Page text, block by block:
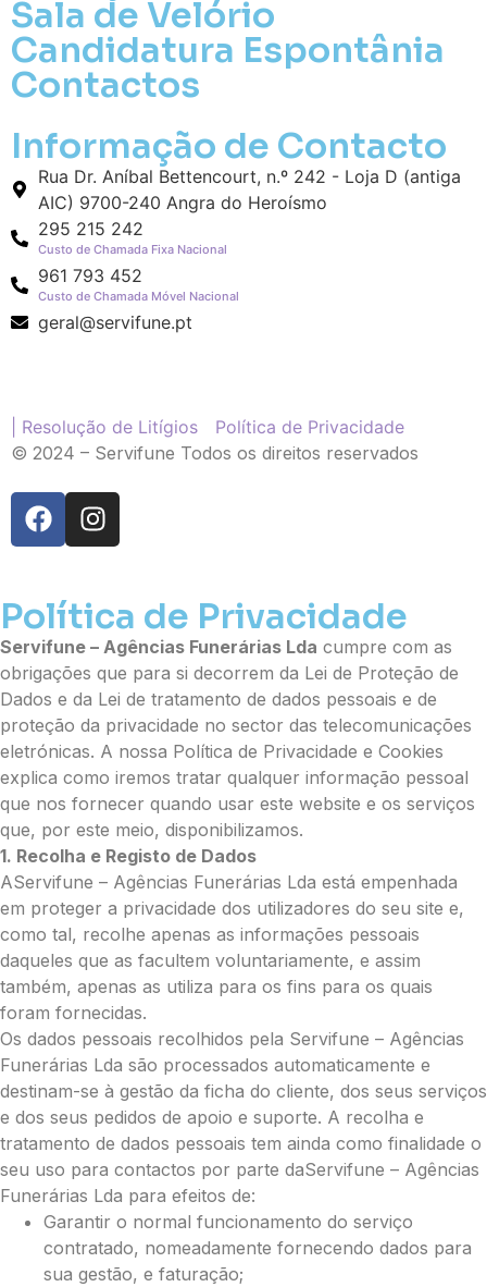
Sala de Velório
Candidatura Espontânia
Contactos
Informação de Contacto
Rua Dr. Aníbal Bettencourt, n.º 242 - Loja D (antiga
AIC) 9700-240 Angra do Heroísmo
295 215 242
Custo de Chamada Fixa Nacional
961 793 452
Custo de Chamada Móvel Nacional
geral@servifune.pt
| Resolução de Litígios
Política de Privacidade
© 2024 – Servifune Todos os direitos reservados
Pague mais tarde
Média (€100)
Grande (€115)
Cruz:
Média (€100)
Grande (€115)
Coração:
Pequena (€85)
Média (€100)
Grande (€115)
Grande (€115)
O seu nome*
Contacto telefónico
O seu email *
Mensagem a constar no cartão
Pedidos/Informações adicionais
Total:
0.00
€
Enviar Flores (Paypal)
Política de Privacidade
Servifune – Agências Funerárias Lda cumpre com as
obrigações que para si decorrem da Lei de Proteção de
Dados e da Lei de tratamento de dados pessoais e de
proteção da privacidade no sector das telecomunicações
eletrónicas. A nossa Política de Privacidade e Cookies
explica como iremos tratar qualquer informação pessoal
que nos fornecer quando usar este website e os serviços
que, por este meio, disponibilizamos.
1. Recolha e Registo de Dados
AServifune – Agências Funerárias Lda está empenhada
em proteger a privacidade dos utilizadores do seu site e,
como tal, recolhe apenas as informações pessoais
daqueles que as facultem voluntariamente, e assim
também, apenas as utiliza para os fins para os quais
foram fornecidas.
Os dados pessoais recolhidos pela Servifune – Agências
Funerárias Lda são processados automaticamente e
destinam-se à gestão da ficha do cliente, dos seus serviços
e dos seus pedidos de apoio e suporte. A recolha e
tratamento de dados pessoais tem ainda como finalidade o
seu uso para contactos por parte daServifune – Agências
Funerárias Lda para efeitos de:
Garantir o normal funcionamento do serviço
contratado, nomeadamente fornecendo dados para
sua gestão, e faturação;